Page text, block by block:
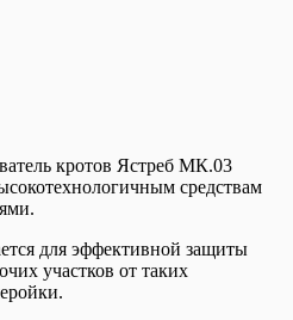
кротов Ястреб МК.03
средствам
для эффективной защиты
участков от таких